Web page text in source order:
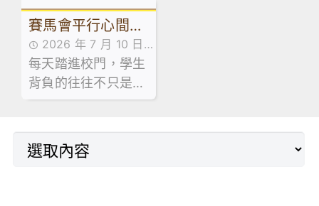
大傑青。
賽馬會平行心間：
由學生主導設計療
癒角落 創建校園心
靈綠洲
2026 年 7 月 10 日
傳媒訪問
每天踏進校門，學生
背負的往往不只是沉
重書包，還有學業、
的無形壓力。